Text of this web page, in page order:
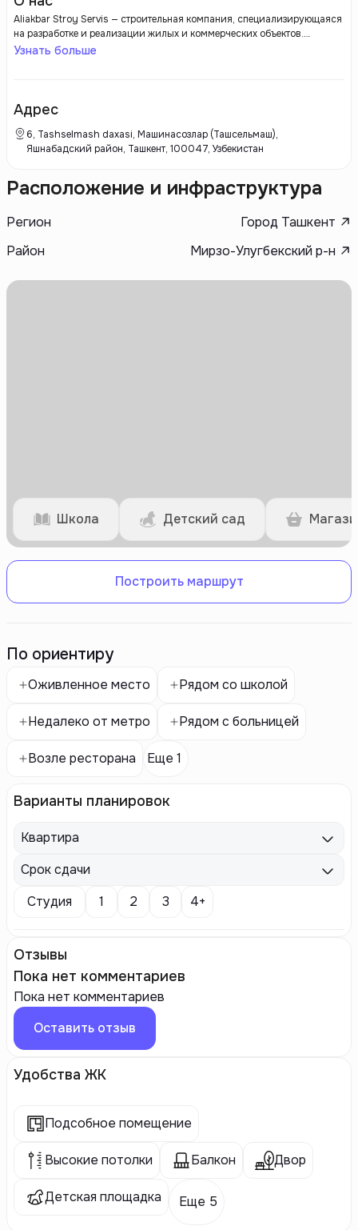
Aliakbar Stroy Servis — строительная компания, специализирующаяся
на разработке и реализации жилых и коммерческих объектов.
Застройщик известен высоким качеством своей работы, вниманием к
продуманными планировками и развитой инфраструктурой, которые
отвечают современным требованиям и стандартам. Компания
стремится предложить своим клиентам долговечное и комфортное
жилье, соответствующее высокому уровню качества.
Узнать больше
Адрес
6, Tashselmash daxasi, Машинасозлар (Ташсельмаш),
Яшнабадский район, Ташкент, 100047, Узбекистан
Расположение и инфраструктура
Регион
Город Ташкент
Район
Мирзо-Улугбекский р-н
Школа Детский сад
Построить маршрут
По ориентиру
Оживленное место Рядом со школой
Недалеко от метро Рядом с больницей
Возле ресторана Еще 1
Варианты планировок
Квартира
Срок сдачи
Студия
1 2 3 4+
Отзывы
Пока нет комментариев
Пока нет комментариев
Оставить отзыв
Удобства ЖК
Подсобное помещение
Высокие потолки Балкон Двор
Детская площадка Еще 5